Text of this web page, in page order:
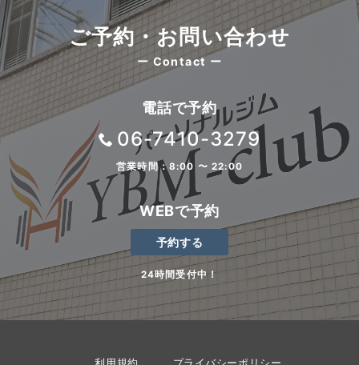
ご予約・お問い合わせ
ー Contact ー
電話で予約
06-7410-3279
営業時間：8:00 〜 22:00
WEBで予約
予約する
24時間受付中！